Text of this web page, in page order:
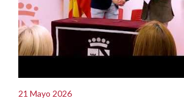
21 Mayo 2026